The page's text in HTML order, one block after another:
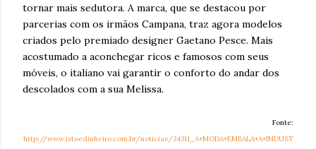
tornar mais sedutora. A marca, que se destacou por
parcerias com os irmãos Campana, traz agora modelos
criados pelo premiado designer Gaetano Pesce. Mais
acostumado a aconchegar ricos e famosos com seus
móveis, o italiano vai garantir o conforto do andar dos
descolados com a sua Melissa.
Fonte:
http://www.istoedinheiro.com.br/noticias/34311_A+MODA+EMBALA+A+INDUST